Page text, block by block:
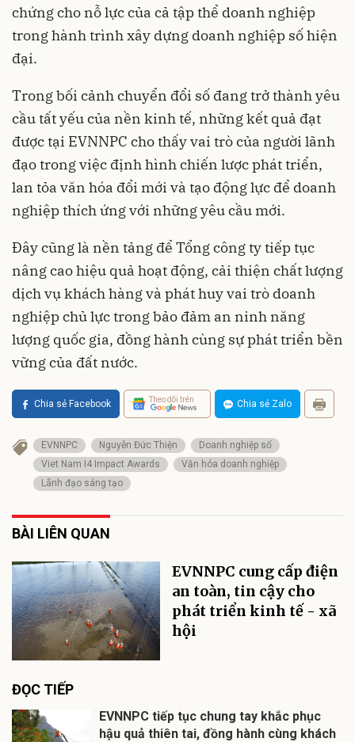
chứng cho nỗ lực của cả tập thể doanh nghiệp
trong hành trình xây dựng doanh nghiệp số hiện
đại.
Trong bối cảnh chuyển đổi số đang trở thành yêu
cầu tất yếu của nền kinh tế, những kết quả đạt
được tại EVNNPC cho thấy vai trò của người lãnh
đạo trong việc định hình chiến lược phát triển,
lan tỏa văn hóa đổi mới và tạo động lực để doanh
nghiệp thích ứng với những yêu cầu mới.
Đây cũng là nền tảng để Tổng công ty tiếp tục
nâng cao hiệu quả hoạt động, cải thiện chất lượng
dịch vụ khách hàng và phát huy vai trò doanh
nghiệp chủ lực trong bảo đảm an ninh năng
lượng quốc gia, đồng hành cùng sự phát triển bền
vững của đất nước.
Chia sẻ Facebook Theo dõi trên Chia sẻ Zalo
EVNNPC Nguyễn Đức Thiện
Doanh nghiệp số
Viet Nam I4 Impact Awards
Văn hóa doanh nghiệp
Lãnh đạo sáng tạo
BÀI LIÊN QUAN
EVNNPC cung cấp điện
an toàn, tin cậy cho
phát triển kinh tế - xã
hội
ĐỌC TIẾP
EVNNPC tiếp tục chung tay khắc phục
hậu quả thiên tai, đồng hành cùng khách